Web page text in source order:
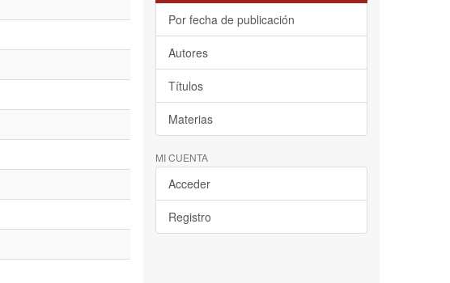
Por fecha de publicación
Autores
Títulos
Materias
MI CUENTA
Acceder
Registro